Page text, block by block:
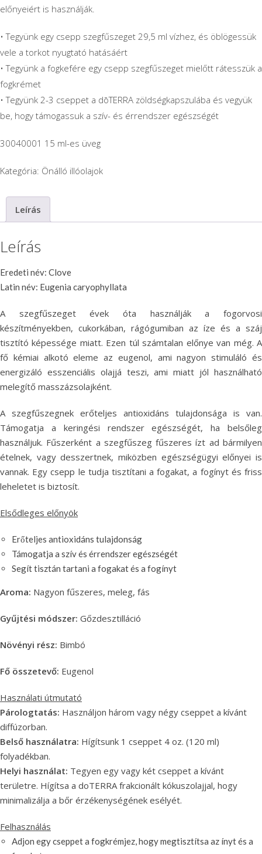
előnyeiért is használják.
• Tegyünk egy csepp szegfűszeget 29,5 ml vízhez, és öblögessük
vele a torkot nyugtató hatásáért
• Tegyünk a fogkefére egy csepp szegfűszeget mielőtt rátesszük a
fogkrémet
• Tegyünk 2-3 cseppet a dōTERRA zöldségkapszulába és vegyük
be, hogy támogassuk a szív- és érrendszer egészségét
30040001 15 ml-es üveg
Kategória: Önálló illóolajok
Leírás
Leírás
Eredeti név: Clove
Latin név: Eugenia caryophyllata
A szegfűszeget évek óta használják a fogorvosi
készítményekben, cukorkában, rágógumiban az íze és a száj
tisztító képessége miatt. Ezen túl számtalan előnye van még. A
fő kémiai alkotó eleme az eugenol, ami nagyon stimuláló és
energizáló esszenciális olajjá teszi, ami miatt jól használható
melegítő masszázsolajként.
A szegfűszegnek erőteljes antioxidáns tulajdonsága is van.
Támogatja a keringési rendszer egészségét, ha belsőleg
használjuk. Fűszerként a szegfűszeg fűszeres ízt ad bármilyen
ételnek, vagy desszertnek, miközben egészségügyi előnyei is
vannak. Egy csepp le tudja tisztítani a fogakat, a fogínyt és friss
leheletet is biztosít.
Elsődleges előnyök
Erőteljes antioxidáns tulajdonság
Támogatja a szív és érrendszer egészségét
Segít tisztán tartani a fogakat és a fogínyt
Aroma: Nagyon fűszeres, meleg, fás
Gyűjtési módszer: Gőzdesztilláció
Növényi rész: Bimbó
Fő összetevő: Eugenol
Használati útmutató
Párologtatás: Használjon három vagy négy cseppet a kívánt
diffúzorban.
Belső használatra: Hígítsunk 1 cseppet 4 oz. (120 ml)
folyadékban.
Helyi használat: Tegyen egy vagy két cseppet a kívánt
területre. Hígítsa a doTERRA frakcionált kókuszolajjal, hogy
minimalizálja a bőr érzékenységének esélyét.
Felhasználás
Adjon egy cseppet a fogkrémjez, hogy megtisztítsa az ínyt és a